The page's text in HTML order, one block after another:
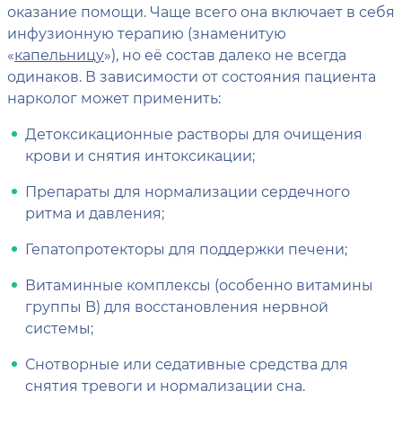
оказание помощи. Чаще всего она включает в себя
инфузионную терапию (знаменитую
«капельницу»), но её состав далеко не всегда
одинаков. В зависимости от состояния пациента
нарколог может применить:
Детоксикационные растворы для очищения
крови и снятия интоксикации;
Препараты для нормализации сердечного
ритма и давления;
Гепатопротекторы для поддержки печени;
Витаминные комплексы (особенно витамины
группы B) для восстановления нервной
системы;
Снотворные или седативные средства для
снятия тревоги и нормализации сна.